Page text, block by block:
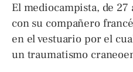
El mediocampista, de
con su compañero
en el vestuario por el
un traumatismo